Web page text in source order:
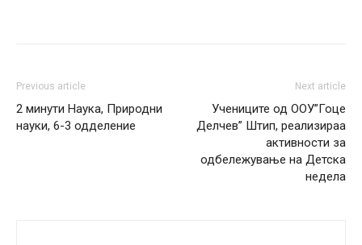
Previous article
2 минути Наука, Природни
науки, 6-3 одделение
Next article
Учениците од ООУ”Гоце
Делчев” Штип, реализираа
активности за
одбележување на Детска
недела